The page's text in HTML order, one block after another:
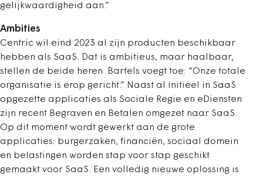
gelijkwaardigheid aan.”
Ambities
Centric wil eind 2023 al zijn producten beschikbaar
hebben als SaaS. Dat is ambitieus, maar haalbaar,
stellen de beide heren. Bartels voegt toe: “Onze totale
organisatie is erop gericht.” Naast al initieel in SaaS
opgezette applicaties als Sociale Regie en eDiensten
zijn recent Begraven en Betalen omgezet naar SaaS.
Op dit moment wordt gewerkt aan de grote
applicaties: burgerzaken, financiën, sociaal domein
en belastingen worden stap voor stap geschikt
gemaakt voor SaaS. Een volledig nieuwe oplossing is